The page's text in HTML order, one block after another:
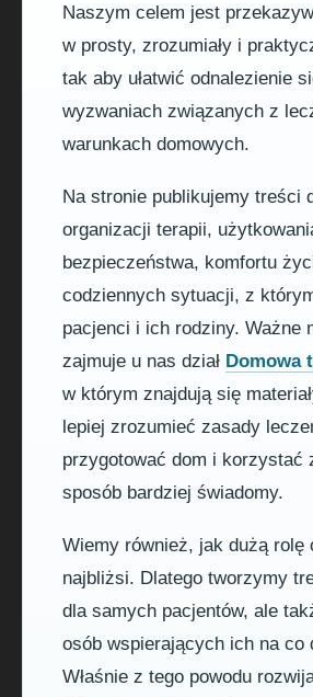
Naszym celem jest
w prosty, zrozumiały i
tak aby ułatwić odnalezienie
wyzwaniach związanych z
warunkach domowych.
Na stronie publikujemy treści
organizacji terapii,
bezpieczeństwa, komfortu
codziennych sytuacji, z
pacjenci i ich rodziny. Ważne
zajmuje u nas dział Domowa
w którym znajdują się
lepiej zrozumieć zasady
przygotować dom i korzystać
sposób bardziej świadomy.
Wiemy również, jak dużą rolę
najbliżsi. Dlatego tworzymy
dla samych pacjentów, ale
osób wspierających ich na co
Właśnie z tego powodu